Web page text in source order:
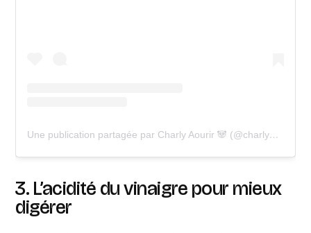
Une publication partagée par Charly Aourir 🐼 (@charly_evt)
3. L’acidité du vinaigre pour mieux
digérer